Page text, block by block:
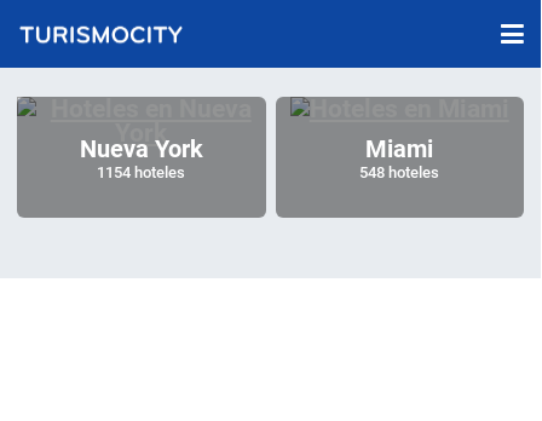
Nueva York
1154 hoteles
Miami
548 hoteles